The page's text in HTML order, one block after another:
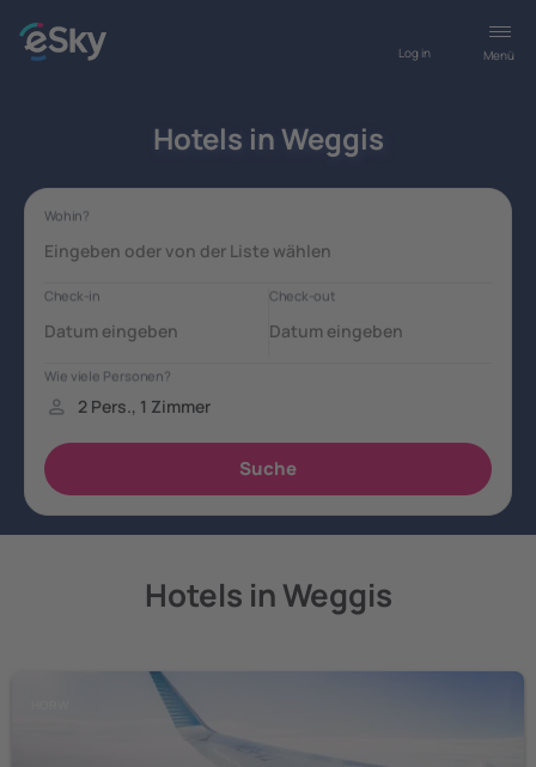
Menü
Log in
Hotels in Weggis
Hotels in Weggis